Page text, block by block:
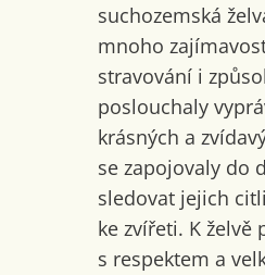
suchozemská
mnoho
stravování i
poslouchaly
krásných a
se zapojovaly do
sledovat jejich
ke zvířeti. K
s respektem a